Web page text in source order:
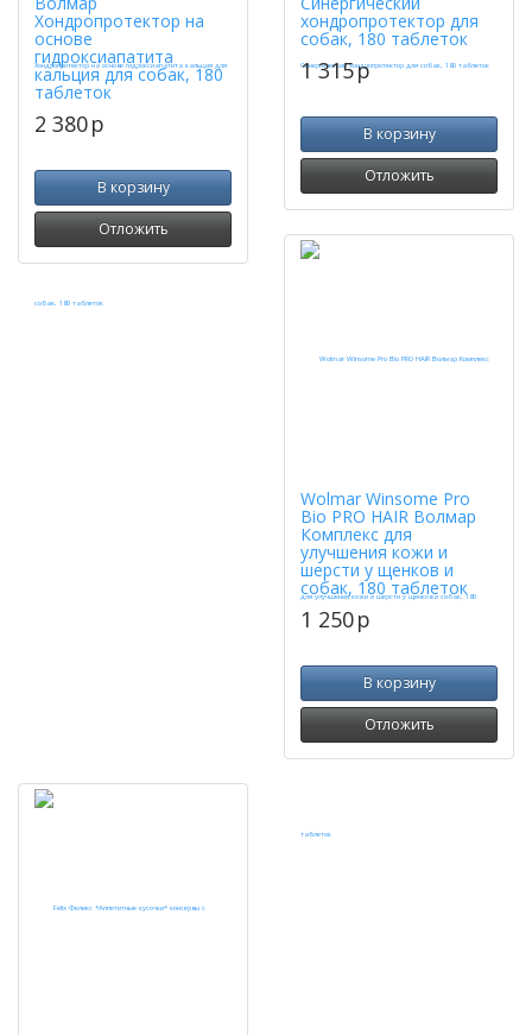
Хондропротектор на
основе
гидроксиапатита
кальция для собак, 180
таблеток
2 380p
В корзину
Отложить
хондропротектор для
собак, 180 таблеток
1 315p
В корзину
Отложить
Wolmar Winsome Pro
Bio PRO HAIR Волмар
Комплекс для
улучшения кожи и
шерсти у щенков и
собак, 180 таблеток
1 250p
В корзину
Отложить